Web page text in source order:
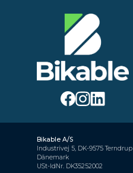
Bikable A/S
Industrivej 5, DK-9575 Terndrup
Dänemark
USt-IdNr. DK35252002